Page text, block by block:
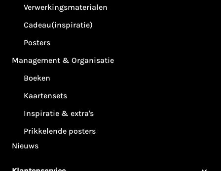
Verwerkingsmaterialen
Cadeau(inspiratie)
Posters
Management & Organisatie
Boeken
Kaartensets
Inspiratie & extra's
Prikkelende posters
Nieuws